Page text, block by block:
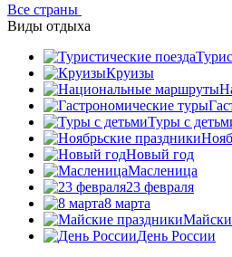
Все страны
Виды отдыха
Круизы
Туры с
Новый год
Масленица
23 февраля
8 марта
День России